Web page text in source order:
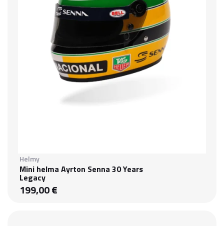
Helmy
Mini helma Ayrton Senna 30 Years
Legacy
199,00 €